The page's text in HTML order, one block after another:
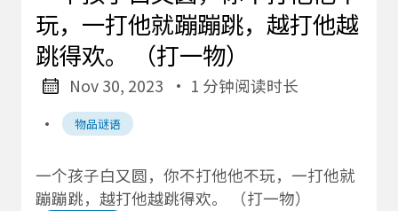
玩，一打他就蹦蹦跳，越打他越
跳得欢。 （打一物）
Nov 30, 2023
· 1 分钟阅读时长
·
物品谜语
一个孩子白又圆，你不打他他不玩，一打他就
蹦蹦跳，越打他越跳得欢。 （打一物）